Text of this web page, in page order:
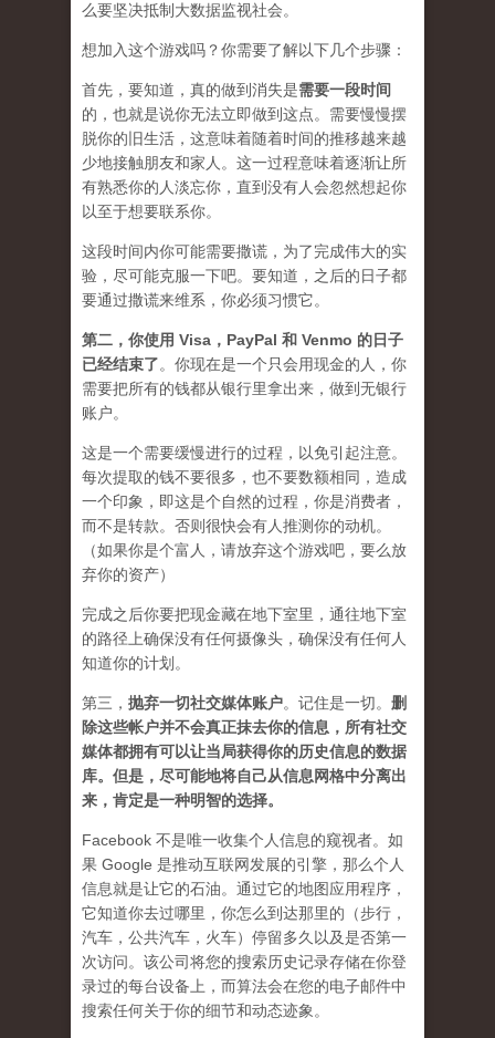
么要坚决抵制大数据监视社会。
想加入这个游戏吗？你需要了解以下几个步骤：
首先，要知道，真的做到消失是需要一段时间
的，也就是说你无法立即做到这点。需要慢慢摆
脱你的旧生活，这意味着随着时间的推移越来越
少地接触朋友和家人。这一过程意味着逐渐让所
有熟悉你的人淡忘你，直到没有人会忽然想起你
以至于想要联系你。
这段时间内你可能需要撒谎 ，为了完成伟大的实
验，尽可能克服一下吧。要知道，之后的日子都
要通过撒谎来维系，你必须习惯它。
第二， 你使用 Visa，PayPal 和 Venmo 的日子
已经结束了。你现在是一个只会用现金的人，你
需要把所有的钱都从银行里拿出来，做到无银行
账户。
这是一个需要缓慢进行的过程，以免引起注意。
每次提取的钱不要很多，也不要数额相同，造成
一个印象，即这是个自然的过程，你是消费者，
而不是转款。否则很快会有人推测你的动机。
（如果你是个富人，请放弃这个游戏吧，要么放
弃你的资产）
完成之后你要把现金藏在地下室里，通往地下室
的路径上确保没有任何摄像头，确保没有任何人
知道你的计划。
第三， 抛弃一切社交媒体账户。记住是一切。 删
除这些帐户并不会真正抹去你的信息，所有社交
媒体都拥有可以让当局获得你的历史信息的数据
库。但是，尽可能地将自己从信息网格中分离出
来，肯定是一种明智的选择。
Facebook 不是唯一收集个人信息的窥视者。如
果 Google 是推动互联网发展的引擎，那么个人
信息就是让它的石油。通过它的地图应用程序，
它知道你去过哪里，你怎么到达那里的（步行，
汽车，公共汽车，火车）停留多久以及是否第一
次访问。该公司将您的搜索历史记录存储在你登
录过的每台设备上，而算法会在您的电子邮件中
搜索任何关于你的细节和动态迹象。